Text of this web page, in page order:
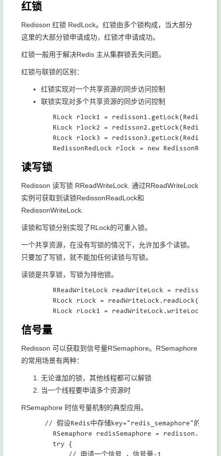
红锁
Redisson 红锁 RedLock。红锁由多个锁构成，当大部分
这里的大部分锁申请成功，红锁才申请成功。
红锁一般用于解决Redis 主从集群锁丢失问题。
红锁与联锁的区别：
红锁实现对一个共享资源的同步访问控制
联锁实现对多个共享资源的同步访问控制
RLock rlock2 =
RLock rlock3 =
读写锁
Redisson 读写锁 RReadWriteLock. 通过RReadWriteLock
实例可获取到读锁RedissonReadLock和
RedissonWriteLock.
读锁和写锁分别实现了RLock的可重入锁。
一个共享资源，在没有写锁的情况下，允许加多个读锁。
只要加了写锁，就不能加任何读锁与写锁。
读锁是共享锁，写锁为排他锁。
        RLock rLock = readWriteLock.readLock();
信号量
Redisson 可以获取到信号量RSemaphore。RSemaphore
的常用场景有两种：
无论谁加的锁，其他线程都可以解锁
当一个线程要申请多个资源时
RSemaphore 时信号量机制的典型应用。
// 假设Redis中存储key="redis_semaphore"的值为8
RSemaphore redisSemaphore =
        try {